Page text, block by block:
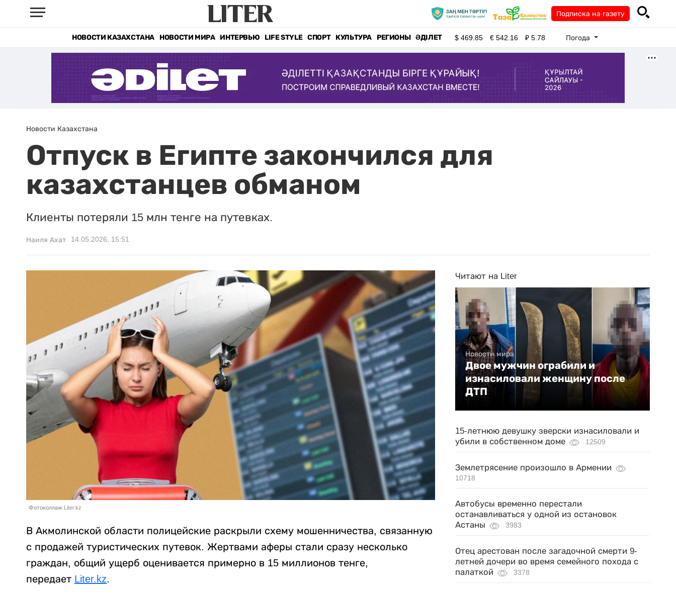
Подписка на газету
НОВОСТИ КАЗАХСТАНА НОВОСТИ МИРА ИНТЕРВЬЮ LIFE STYLE СПОРТ КУЛЬТУРА РЕГИОНЫ ӘДІЛЕТ $469.85 €542.16 ₽5.78 Погода
Новости Казахстана
Отпуск в Египте закончился для
казахстанцев обманом
Клиенты потеряли 15 млн тенге на путевках.
Наиля Ахат 14.05.2026, 15:51
Фотоколлаж Liter.kz
В Акмолинской области полицейские раскрыли схему мошенничества, связанную
с продажей туристических путевок. Жертвами аферы стали сразу несколько
граждан, общий ущерб оценивается примерно в 15 миллионов тенге,
передает Liter.kz.
Читают на Liter
Новости мира
Двое мужчин ограбили и
изнасиловали женщину после
ДТП
15-летнюю девушку зверски изнасиловали и
убили в собственном доме
12509
Землетрясение произошло в Армении
10718
Автобусы временно перестали
останавливаться у одной из остановок
Астаны
3983
Отец арестован после загадочной смерти 9-
летней дочери во время семейного похода с
палаткой
3378